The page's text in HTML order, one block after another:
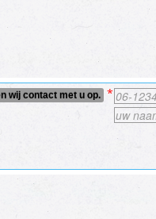
wij contact met u op. *